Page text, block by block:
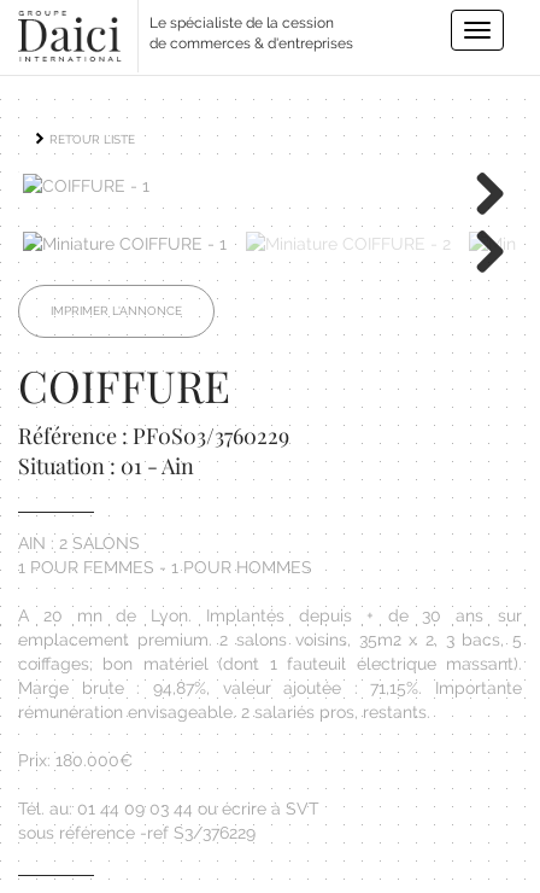
Le spécialiste de la cession
de commerces & d'entreprises
Toggle
RETOUR LISTE
Next
Next
IMPRIMER L'ANNONCE
COIFFURE
Référence : PF0S03/3760229
Situation : 01 - Ain
AIN : 2 SALONS
1 POUR FEMMES - 1 POUR HOMMES
A 20 mn de Lyon. Implantés depuis + de 30 ans sur
emplacement premium. 2 salons voisins, 35m2 x 2, 3 bacs, 5
coiffages, bon matériel (dont 1 fauteuil électrique massant).
Marge brute : 94,87%, valeur ajoutée : 71,15%. Importante
rémunération envisageable. 2 salariés pros, restants.
Prix: 180.000€
Tél. au: 01 44 09 03 44 ou écrire à SVT
sous référence -ref S3/376229